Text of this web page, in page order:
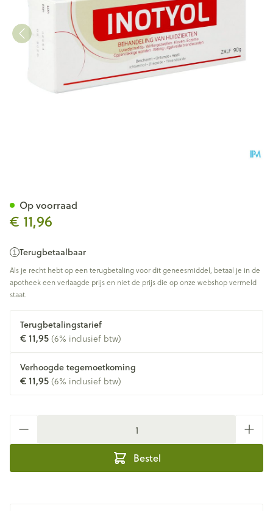
€ 11,96
Terugbetaalbaar
Als je recht hebt op een terugbetaling voor dit geneesmiddel, betaal je in de
apotheek een verlaagde prijs en niet de prijs die op onze webshop vermeld
staat.
Terugbetalingstarief
€ 11,95(6% inclusief btw)
Verhoogde tegemoetkoming
€ 11,95(6% inclusief btw)
Bestel
Op voorraad